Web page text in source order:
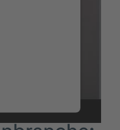
Bau-